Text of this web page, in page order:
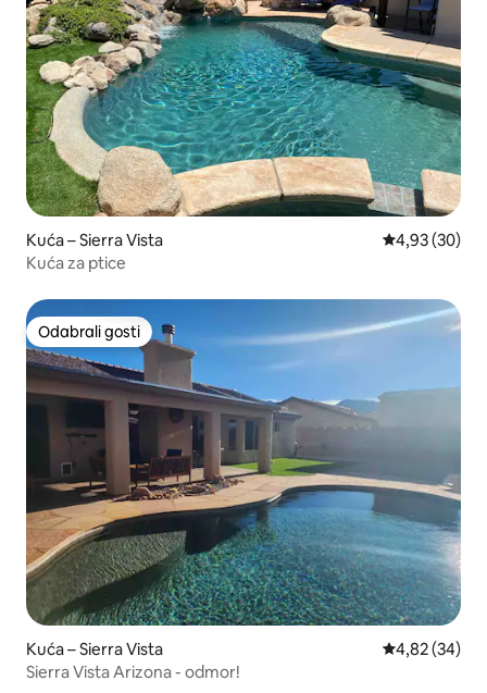
Kuća – Sierra Vista Prosječna
4,93 (30)
Kuća za ptice
Odabrali gosti
Odabrali gosti
Kuća – Sierra Vista Prosječna
4,82 (34)
Sierra Vista Arizona - odmor!